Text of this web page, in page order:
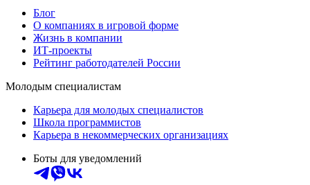
Блог
О компаниях в игровой форме
Жизнь в компании
ИТ-проекты
Рейтинг работодателей России
Молодым специалистам
Карьера для молодых специалистов
Школа программистов
Карьера в некоммерческих организациях
Боты для уведомлений